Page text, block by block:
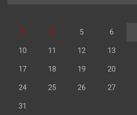
3 4 5 6
10 11 12 13
17 18 19 20
24 25 26 27
31